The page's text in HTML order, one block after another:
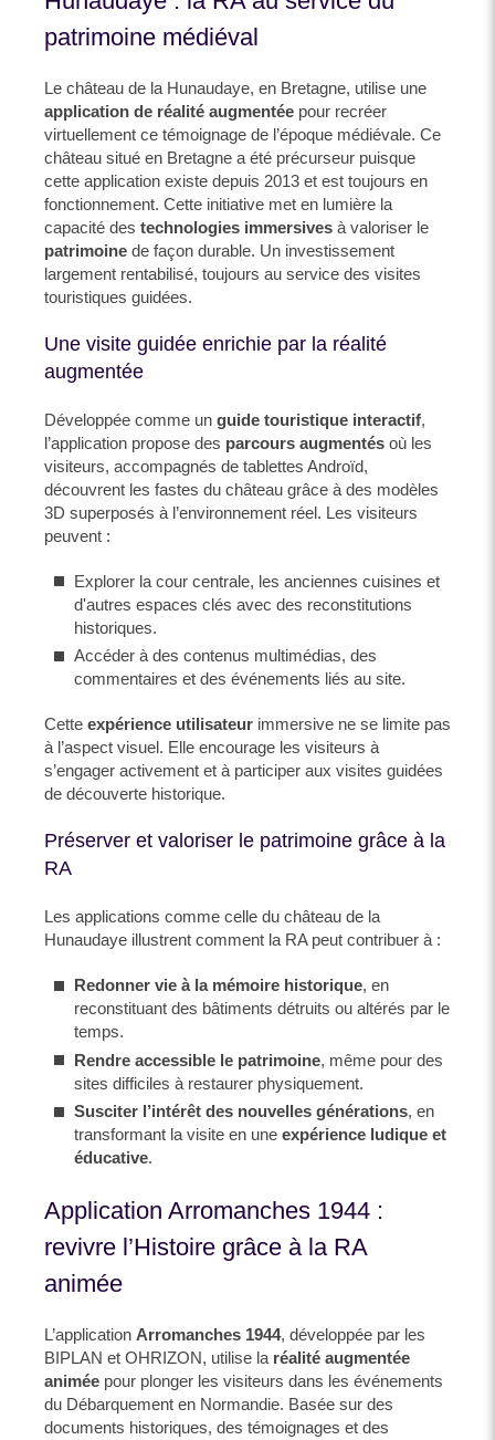
patrimoine médiéval
Le château de la Hunaudaye, en Bretagne, utilise une
application de réalité augmentée pour recréer
virtuellement ce témoignage de l’époque médiévale. Ce
château situé en Bretagne a été précurseur puisque
cette application existe depuis 2013 et est toujours en
fonctionnement. Cette initiative met en lumière la
capacité des technologies immersives à valoriser le
patrimoine de façon durable. Un investissement
largement rentabilisé, toujours au service des visites
touristiques guidées.
Une visite guidée enrichie par la réalité
augmentée
Développée comme un guide touristique interactif,
l’application propose des parcours augmentés où les
visiteurs, accompagnés de tablettes Androïd,
découvrent les fastes du château grâce à des modèles
3D superposés à l’environnement réel. Les visiteurs
peuvent :
Explorer la cour centrale, les anciennes cuisines et
d'autres espaces clés avec des reconstitutions
historiques.
Accéder à des contenus multimédias, des
commentaires et des événements liés au site.
Cette expérience utilisateur immersive ne se limite pas
à l’aspect visuel. Elle encourage les visiteurs à
s’engager activement et à participer aux visites guidées
de découverte historique.
Préserver et valoriser le patrimoine grâce à la
RA
Les applications comme celle du château de la
Hunaudaye illustrent comment la RA peut contribuer à :
Redonner vie à la mémoire historique, en
reconstituant des bâtiments détruits ou altérés par le
temps.
Rendre accessible le patrimoine, même pour des
sites difficiles à restaurer physiquement.
Susciter l’intérêt des nouvelles générations, en
transformant la visite en une expérience ludique et
éducative.
Application Arromanches 1944 :
revivre l’Histoire grâce à la RA
animée
L’application Arromanches 1944, développée par les
BIPLAN et OHRIZON, utilise la réalité augmentée
animée pour plonger les visiteurs dans les événements
du Débarquement en Normandie. Basée sur des
documents historiques, des témoignages et des